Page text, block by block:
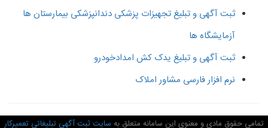
ثبت آگهی و تبلیغ تجهیزات پزشکی دندانپزشکی بیمارستان ها
آزمایشگاه ها
ثبت آگهی و تبلیغ یدک کش امدادخودرو
نرم افزار فارسی مشاور املاک
حقوق مادی و معنوی این سامانه متعلق به سایت ثبت آگهی تبلیغاتی تعمیرکار